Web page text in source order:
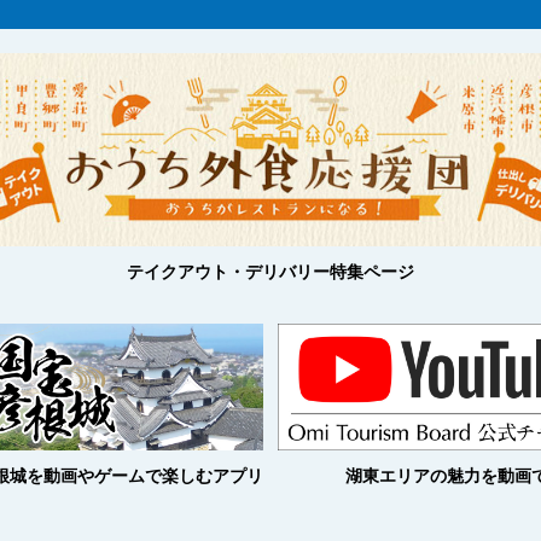
テイクアウト・デリバリー特集ページ
城を動画やゲームで楽しむアプリ 湖東エリアの魅力を動画